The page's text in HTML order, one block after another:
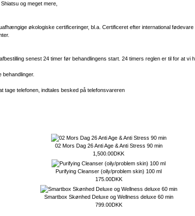
og meget mere,
økologiske certificeringer, bl.a. Certificeret efter international
senest 24 timer før behandlingens start. 24 timers reglen er til for at vi
behandlinger.
tage telefonen, indtales besked på telefonsvareren
02 Mors Dag 26 Anti Age & Anti Stress 90 min
1,500.00DKK
Purifying Cleanser (oily/problem skin) 100 ml
175.00DKK
Smartbox Skønhed Deluxe og Wellness deluxe 60 min
799.00DKK